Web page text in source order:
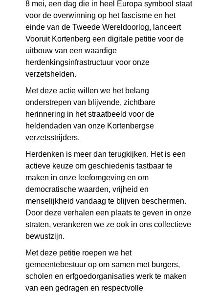
8 mei, een dag die in heel Europa symbool staat
voor de overwinning op het fascisme en het
einde van de Tweede Wereldoorlog, lanceert
Vooruit Kortenberg een digitale petitie voor de
uitbouw van een waardige
herdenkingsinfrastructuur voor onze
verzetshelden.
Met deze actie willen we het belang
onderstrepen van blijvende, zichtbare
herinnering in het straatbeeld voor de
heldendaden van onze Kortenbergse
verzetsstrijders.
Herdenken is meer dan terugkijken. Het is een
actieve keuze om geschiedenis tastbaar te
maken in onze leefomgeving en om
democratische waarden, vrijheid en
menselijkheid vandaag te blijven beschermen.
Door deze verhalen een plaats te geven in onze
straten, verankeren we ze ook in ons collectieve
bewustzijn.
Met deze petitie roepen we het
gemeentebestuur op om samen met burgers,
scholen en erfgoedorganisaties werk te maken
van een gedragen en respectvolle